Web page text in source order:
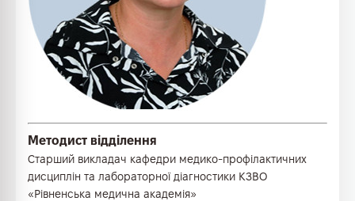
Методист відділення
Старший викладач кафедри медико-профілактичних
дисциплін та лабораторної діагностики КЗВО
«Рівненська медична академія»